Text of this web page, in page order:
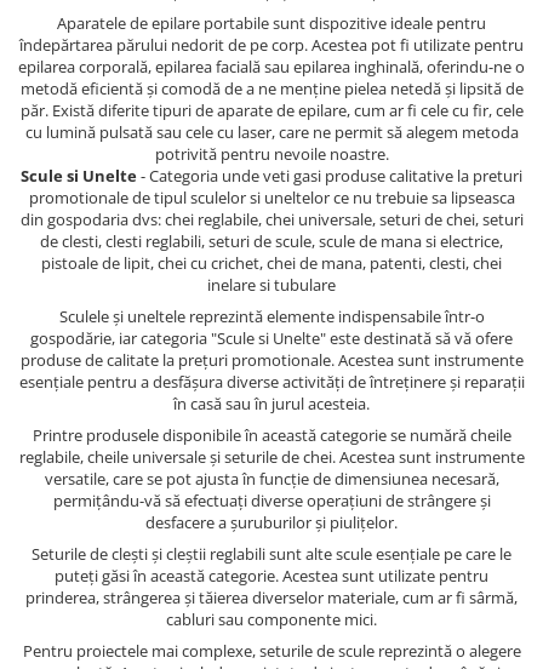
Aparatele de epilare portabile sunt dispozitive ideale pentru
îndepărtarea părului nedorit de pe corp. Acestea pot fi utilizate pentru
epilarea corporală, epilarea facială sau epilarea inghinală, oferindu-ne o
metodă eficientă și comodă de a ne menține pielea netedă și lipsită de
păr. Există diferite tipuri de aparate de epilare, cum ar fi cele cu fir, cele
cu lumină pulsată sau cele cu laser, care ne permit să alegem metoda
potrivită pentru nevoile noastre.
Scule si Unelte- Categoria unde veti gasi produse calitative la preturi
promotionale de tipul sculelor si uneltelor ce nu trebuie sa lipseasca
din gospodaria dvs: chei reglabile, chei universale, seturi de chei, seturi
de clesti, clesti reglabili, seturi de scule, scule de mana si electrice,
pistoale de lipit, chei cu crichet, chei de mana, patenti, clesti, chei
inelare si tubulare
Sculele și uneltele reprezintă elemente indispensabile într-o
gospodărie, iar categoria "Scule si Unelte" este destinată să vă ofere
produse de calitate la prețuri promotionale. Acestea sunt instrumente
esențiale pentru a desfășura diverse activități de întreținere și reparații
în casă sau în jurul acesteia.
Printre produsele disponibile în această categorie se numără cheile
reglabile, cheile universale și seturile de chei. Acestea sunt instrumente
versatile, care se pot ajusta în funcție de dimensiunea necesară,
permițându-vă să efectuați diverse operațiuni de strângere și
desfacere a șuruburilor și piulițelor.
Seturile de clești și cleștii reglabili sunt alte scule esențiale pe care le
puteți găsi în această categorie. Acestea sunt utilizate pentru
prinderea, strângerea și tăierea diverselor materiale, cum ar fi sârmă,
cabluri sau componente mici.
Pentru proiectele mai complexe, seturile de scule reprezintă o alegere